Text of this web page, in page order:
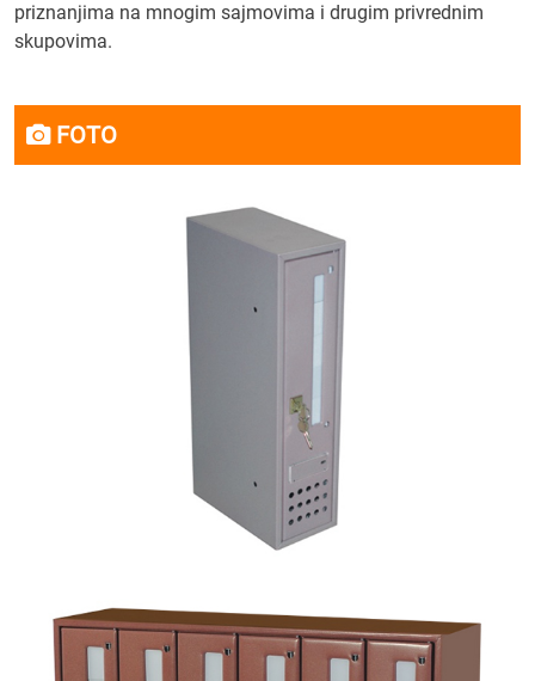
priznanjima na mnogim sajmovima i drugim privrednim
skupovima.
FOTO